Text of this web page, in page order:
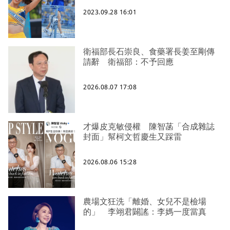
2023.09.28 16:01
衛福部長石崇良、食藥署長姜至剛傳
請辭 衛福部：不予回應
2026.08.07 17:08
才爆皮克敏侵權 陳智菡「合成雜誌
封面」幫柯文哲慶生又踩雷
2026.08.06 15:28
農場文狂洗「離婚、女兒不是檢場
的」 李翊君闢謠：李媽一度當真